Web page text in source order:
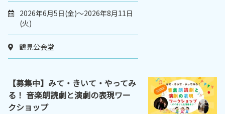
2026年6月5日(金)～2026年8月11日
(火)
鶴見公会堂
【募集中】みて・きいて・やってみ
る！ 音楽朗読劇と演劇の表現ワー
クショップ